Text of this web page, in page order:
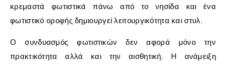
κρεμαστά φωτιστικά πάνω από το νησίδα και ένα
φωτιστικό οροφής δημιουργεί λειτουργικότητα και στυλ.
Ο συνδυασμός φωτιστικών δεν αφορά μόνο την
πρακτικότητα αλλά και την αισθητική. Η ανάμειξη